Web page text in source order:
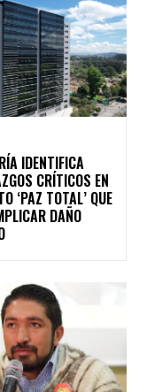
IDENTIFICA
CRÍTICOS EN
‘PAZ TOTAL’ QUE
DAÑO